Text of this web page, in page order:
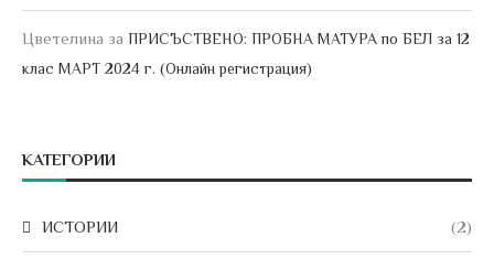
Цветелина за ПРИСЪСТВЕНО: ПРОБНА МАТУРА по БЕЛ за 12
клас МАРТ 2024 г. (Онлайн регистрация)
КАТЕГОРИИ
ИСТОРИИ (2)